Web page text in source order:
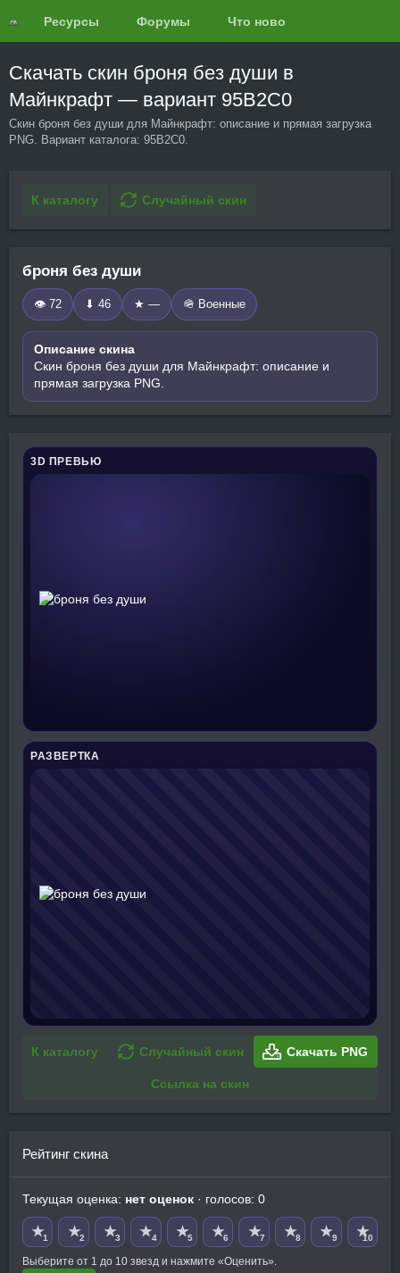
Ресурсы Форумы Что нового?
Скачать скин броня без души в
Майнкрафт — вариант 95B2C0
Скин броня без души для Майнкрафт: описание и прямая загрузка
PNG. Вариант каталога: 95B2C0.
К каталогу Случайный скин
броня без души
👁 72 ⬇ 46 ★ — 🪖 Военные
Описание скина
Скин броня без души для Майнкрафт: описание и
прямая загрузка PNG.
3D ПРЕВЬЮ
РАЗВЕРТКА
К каталогу Случайный скин Скачать PNG
Ссылка на скин
Рейтинг скина
Текущая оценка: нет оценок · голосов: 0
★1 ★2 ★3 ★4 ★5 ★6 ★7 ★8 ★9 ★10
Выберите от 1 до 10 звезд и нажмите «Оценить».